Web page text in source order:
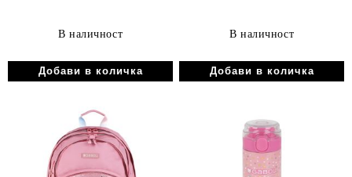
В наличност В наличност